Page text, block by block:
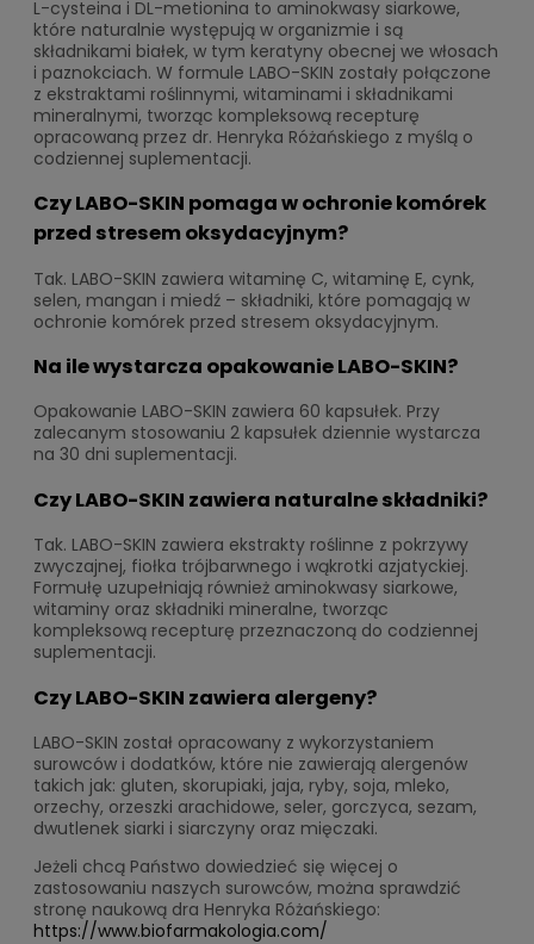
L-cysteina i DL-metionina to aminokwasy siarkowe,
które naturalnie występują w organizmie i są
składnikami białek, w tym keratyny obecnej we włosach
i paznokciach. W formule LABO-SKIN zostały połączone
z ekstraktami roślinnymi, witaminami i składnikami
mineralnymi, tworząc kompleksową recepturę
opracowaną przez dr. Henryka Różańskiego z myślą o
codziennej suplementacji.
Czy LABO-SKIN pomaga w ochronie komórek
przed stresem oksydacyjnym?
Tak. LABO-SKIN zawiera witaminę C, witaminę E, cynk,
selen, mangan i miedź – składniki, które pomagają w
ochronie komórek przed stresem oksydacyjnym.
Na ile wystarcza opakowanie LABO-SKIN?
Opakowanie LABO-SKIN zawiera 60 kapsułek. Przy
zalecanym stosowaniu 2 kapsułek dziennie wystarcza
na 30 dni suplementacji.
Czy LABO-SKIN zawiera naturalne składniki?
Tak. LABO-SKIN zawiera ekstrakty roślinne z pokrzywy
zwyczajnej, fiołka trójbarwnego i wąkrotki azjatyckiej.
Formułę uzupełniają również aminokwasy siarkowe,
witaminy oraz składniki mineralne, tworząc
kompleksową recepturę przeznaczoną do codziennej
suplementacji.
Czy LABO-SKIN zawiera alergeny?
LABO-SKIN został opracowany z wykorzystaniem
surowców i dodatków, które nie zawierają alergenów
takich jak: gluten, skorupiaki, jaja, ryby, soja, mleko,
orzechy, orzeszki arachidowe, seler, gorczyca, sezam,
dwutlenek siarki i siarczyny oraz mięczaki.
Jeżeli chcą Państwo dowiedzieć się więcej o
zastosowaniu naszych surowców, można sprawdzić
stronę naukową dra Henryka Różańskiego:
https://www.biofarmakologia.com/